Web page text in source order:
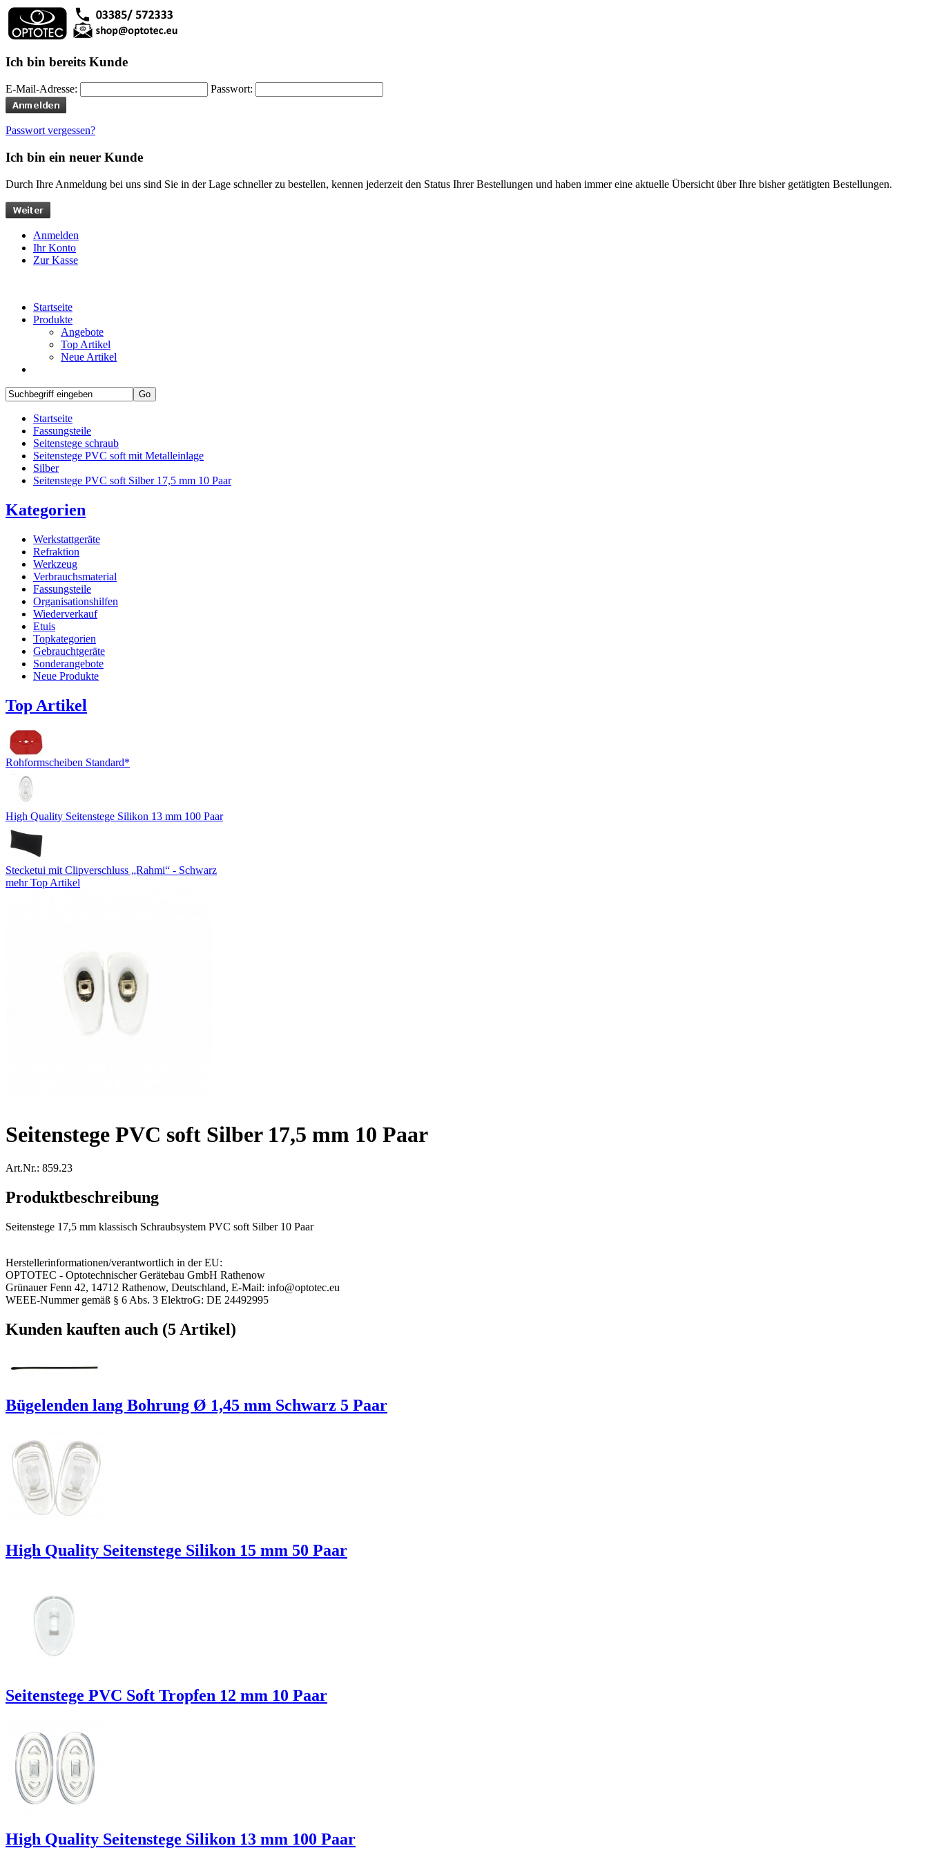
Ich bin bereits Kunde
E-Mail-Adresse: Passwort:
Passwort vergessen?
Ich bin ein neuer Kunde
Durch Ihre Anmeldung bei uns sind Sie in der Lage schneller zu bestellen, kennen jederzeit den Status Ihrer Bestellungen und haben immer eine aktuelle Übersicht über Ihre bisher getätigten Bestellungen.
Anmelden
Ihr Konto
Zur Kasse
Startseite
Produkte
Angebote
Top Artikel
Neue Artikel
Startseite
Fassungsteile
Seitenstege schraub
Seitenstege PVC soft mit Metalleinlage
Silber
Seitenstege PVC soft Silber 17,5 mm 10 Paar
Kategorien
Werkstattgeräte
Refraktion
Werkzeug
Verbrauchsmaterial
Fassungsteile
Organisationshilfen
Wiederverkauf
Etuis
Topkategorien
Gebrauchtgeräte
Sonderangebote
Neue Produkte
Top Artikel
Rohformscheiben Standard*
High Quality Seitenstege Silikon 13 mm 100 Paar
Stecketui mit Clipverschluss „Rahmi“ - Schwarz
mehr Top Artikel
Seitenstege PVC soft Silber 17,5 mm 10 Paar
Art.Nr.: 859.23
Produktbeschreibung
Seitenstege 17,5 mm klassisch Schraubsystem PVC soft Silber 10 Paar
Herstellerinformationen/verantwortlich in der EU:
OPTOTEC - Optotechnischer Gerätebau GmbH Rathenow
Grünauer Fenn 42, 14712 Rathenow, Deutschland, E-Mail: info@optotec.eu
WEEE-Nummer gemäß § 6 Abs. 3 ElektroG: DE 24492995
Kunden kauften auch (5 Artikel)
Bügelenden lang Bohrung Ø 1,45 mm Schwarz 5 Paar
High Quality Seitenstege Silikon 15 mm 50 Paar
Seitenstege PVC Soft Tropfen 12 mm 10 Paar
High Quality Seitenstege Silikon 13 mm 100 Paar